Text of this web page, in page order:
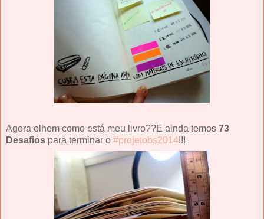
Agora olhem como está meu livro??E ainda temos 73
Desafios para terminar o #projetobs2014!!!